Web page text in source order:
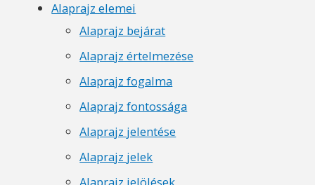
Alaprajz elemei
Alaprajz bejárat
Alaprajz értelmezése
Alaprajz fogalma
Alaprajz fontossága
Alaprajz jelentése
Alaprajz jelek